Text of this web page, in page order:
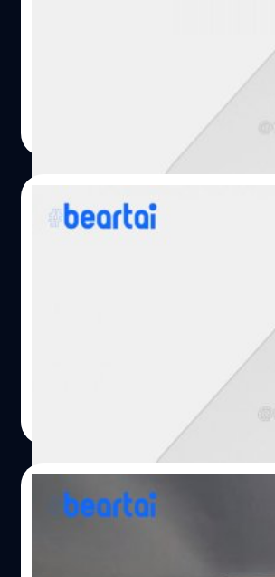
อีกเพียงเดือนเดียวก็จะถึงกำหนดงานเปิ
iPhone SE 2 ที่ลือมาอย่างยาวนาน ก่อน
หลุดออกมาเรื่อย ๆ โดย Fast
ราคาเริ่มต้นอยู่ที่ $399 หรือประมาณ
หน้านี้ Ming Chi-Kuo นักวิเคราะห์
รายงานว่า iPhone 9 หรือ iPhone SE
โดยบริษัทเลือกตั้งราคาไม่ให้ห่างจาก
เปิดตัวไปตั้งแต่ปี 2016 เปิดราคามา
Fast Company ก็รายงานอย่างมั่นใจว่า
นั้นจะมีราคา $399 เช่นเดียวกัน
เป็น…
02/02/2020
รายงานล่าสุดชี้ : Apple เริ่ม
iPhone 9 แล้ว : อาจวางขายเ
เมื่อปี 2019 ที่ผ่านมา Apple ได้ประสบคว
กับการเปิดตัว iPhone 11 ทั้ง 3 รุ่น และไ
การพัฒนา iPhone SE รุ่นใหม่ ที่อาจเ
ใต้ชื่อ iPhone 9 โดยมีดีไซน์ตัวเครื่องเ
และ 8 ล่าสุด เว็บไซต์ My Driver ได้ร
ข่าวในแวดวงอุตสาหกรรม โดยอ้างว่า
การผลิต iPhone SE 2 หรือที่เรียกว่า
จำหน่ายมากกว่า 30 ล้านเครื่อง รายงา
ว่า Apple อาจเริ่มผลิต iPhone 9 อย่าง
เดือนกุมภาพันธ์ 2020 และคาดว่าจะจำ
2020 นี้…
ชมวิดีโอเครื่องม็อกอัป iPhone